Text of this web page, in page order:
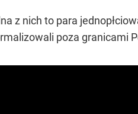
z nich to para
poza granicami